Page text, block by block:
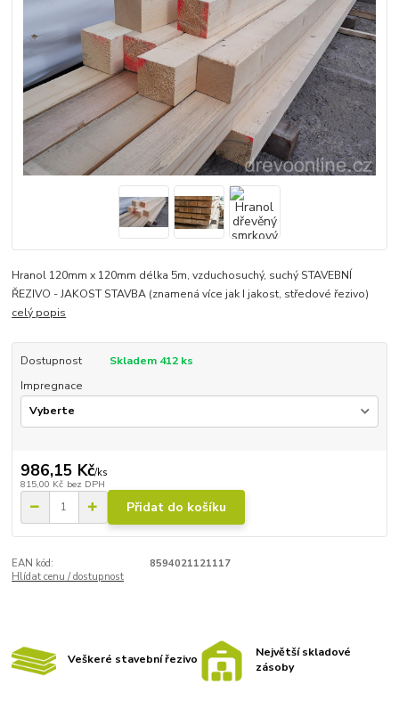
Hranol 120mm x 120mm délka 5m, vzduchosuchý, suchý STAVEBNÍ
ŘEZIVO - JAKOST STAVBA (znamená více jak I jakost, středové řezivo)
celý popis
Dostupnost
Skladem 412 ks
Impregnace
986,15 Kč/ks
815,00 Kč bez DPH
Přidat do košíku
EAN kód:
8594021121117
Hlídat cenu / dostupnost
Veškeré stavební řezivo
Největší skladové
zásoby